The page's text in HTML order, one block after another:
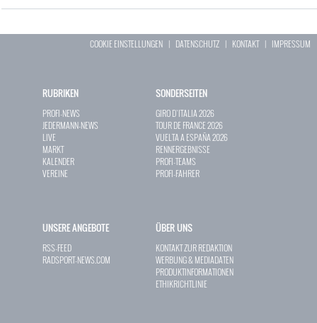
COOKIE EINSTELLUNGEN | DATENSCHUTZ | KONTAKT| IMPRESSUM
RUBRIKEN
PROFI-NEWS
JEDERMANN-NEWS
LIVE
MARKT
KALENDER
VEREINE
SONDERSEITEN
GIRO D`ITALIA 2026
TOUR DE FRANCE 2026
VUELTA A ESPAÑA 2026
RENNERGEBNISSE
PROFI-TEAMS
PROFI-FAHRER
UNSERE ANGEBOTE
RSS-FEED
RADSPORT-NEWS.COM
ÜBER UNS
KONTAKT ZUR REDAKTION
WERBUNG & MEDIADATEN
PRODUKTINFORMATIONEN
ETHIKRICHTLINIE